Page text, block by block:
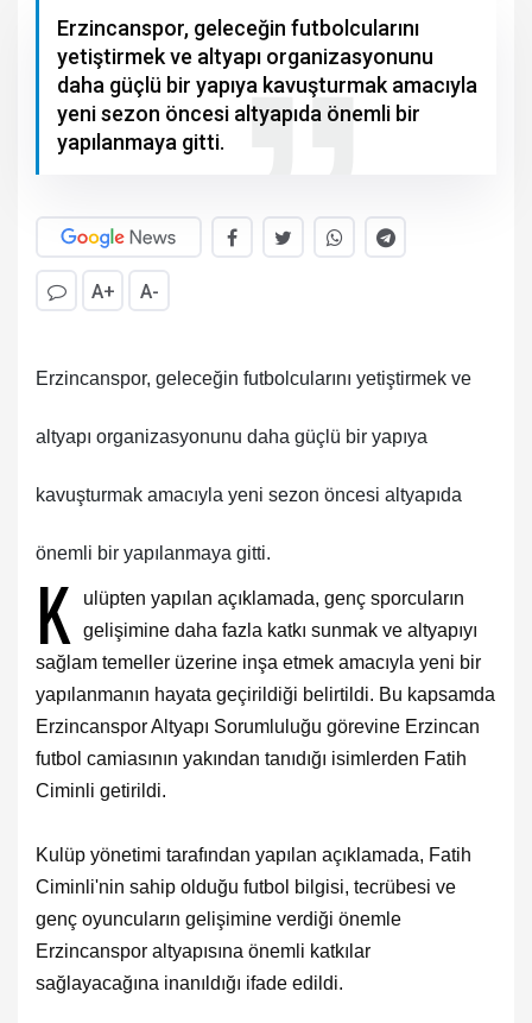
Erzincanspor, geleceğin futbolcularını
yetiştirmek ve altyapı organizasyonunu
daha güçlü bir yapıya kavuşturmak amacıyla
yeni sezon öncesi altyapıda önemli bir
yapılanmaya gitti.
A+ A-
Erzincanspor, geleceğin futbolcularını yetiştirmek ve
altyapı organizasyonunu daha güçlü bir yapıya
kavuşturmak amacıyla yeni sezon öncesi altyapıda
önemli bir yapılanmaya gitti.
K
ulüpten yapılan açıklamada, genç sporcuların
gelişimine daha fazla katkı sunmak ve altyapıyı
sağlam temeller üzerine inşa etmek amacıyla yeni bir
yapılanmanın hayata geçirildiği belirtildi. Bu kapsamda
Erzincanspor Altyapı Sorumluluğu görevine Erzincan
futbol camiasının yakından tanıdığı isimlerden Fatih
Ciminli getirildi.
Kulüp yönetimi tarafından yapılan açıklamada, Fatih
Ciminli'nin sahip olduğu futbol bilgisi, tecrübesi ve
genç oyuncuların gelişimine verdiği önemle
Erzincanspor altyapısına önemli katkılar
sağlayacağına inanıldığı ifade edildi.